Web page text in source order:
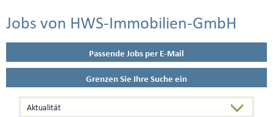
Jobs von HWS-Immobilien-GmbH
Passende Jobs per E-Mail
Grenzen Sie Ihre Suche ein